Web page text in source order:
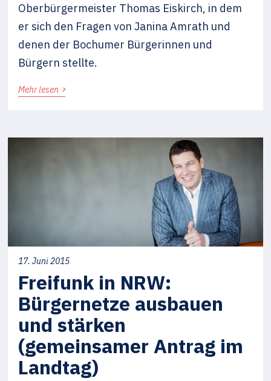
Oberbürgermeister Thomas Eiskirch, in dem
er sich den Fragen von Janina Amrath und
denen der Bochumer Bürgerinnen und
Bürgern stellte.
Mehr lesen ›
17. Juni 2015
Freifunk in NRW:
Bürgernetze ausbauen
und stärken
(gemeinsamer Antrag im
Landtag)